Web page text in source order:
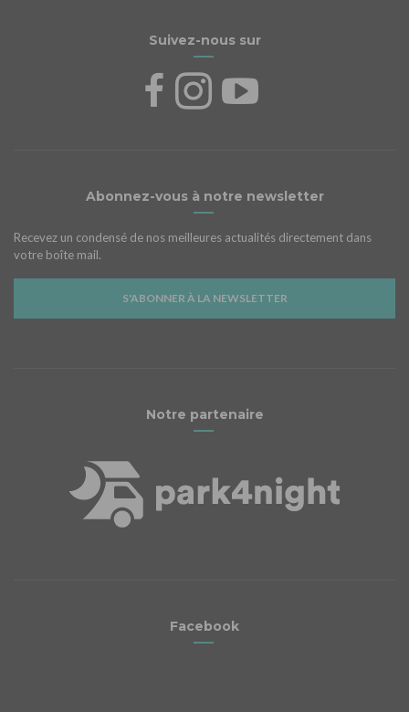
Suivez-nous sur
Abonnez-vous à notre newsletter
Recevez un condensé de nos meilleures actualités directement dans
votre boîte mail.
S'ABONNER À LA NEWSLETTER
Notre partenaire
Facebook